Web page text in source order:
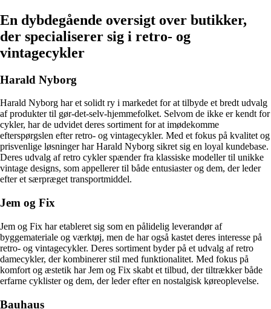
En dybdegående oversigt over butikker,
der specialiserer sig i retro- og
vintagecykler
Harald Nyborg
Harald Nyborg har et solidt ry i markedet for at tilbyde et bredt udvalg
af produkter til gør-det-selv-hjemmefolket. Selvom de ikke er kendt for
cykler, har de udvidet deres sortiment for at imødekomme
efterspørgslen efter retro- og vintagecykler. Med et fokus på kvalitet og
prisvenlige løsninger har Harald Nyborg sikret sig en loyal kundebase.
Deres udvalg af retro cykler spænder fra klassiske modeller til unikke
vintage designs, som appellerer til både entusiaster og dem, der leder
efter et særpræget transportmiddel.
Jem og Fix
Jem og Fix har etableret sig som en pålidelig leverandør af
byggemateriale og værktøj, men de har også kastet deres interesse på
retro- og vintagecykler. Deres sortiment byder på et udvalg af retro
damecykler, der kombinerer stil med funktionalitet. Med fokus på
komfort og æstetik har Jem og Fix skabt et tilbud, der tiltrækker både
erfarne cyklister og dem, der leder efter en nostalgisk køreoplevelse.
Bauhaus